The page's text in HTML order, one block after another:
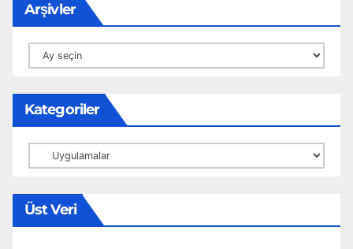
Arşivler
Arşivler
Kategoriler
Kategoriler
Üst Veri